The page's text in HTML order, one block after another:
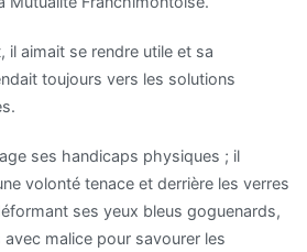
il aimait se rendre utile et sa
toujours vers les solutions
ses handicaps physiques ; il
volonté tenace et derrière les verres
ses yeux bleus goguenards,
malice pour savourer les